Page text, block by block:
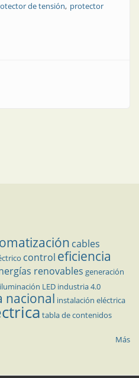
de tensión protector
contra sobretensiones | Nuevo
cables
control eficiencia
renovables generación
iluminación LED industria 4.0
nacional instalación eléctrica
tabla de contenidos
Más